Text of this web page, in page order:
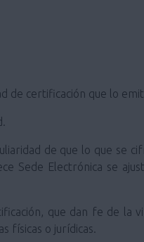
de certificación que lo
de que lo que se
Sede Electrónica se
que dan fe de la
físicas o jurídicas.